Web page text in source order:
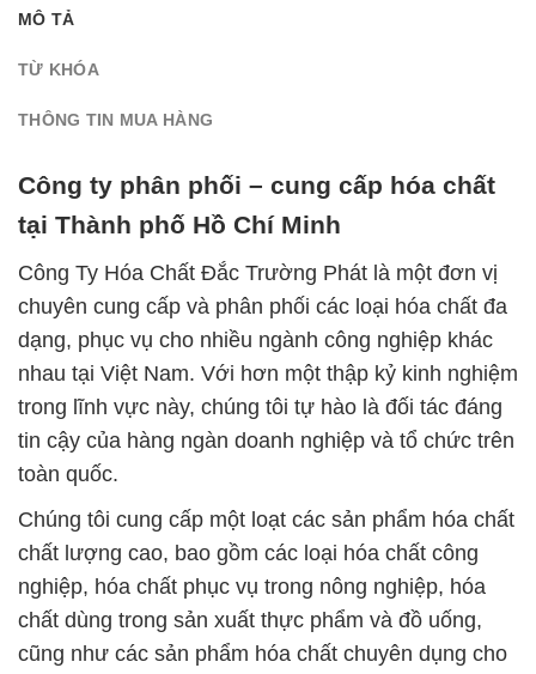
MÔ TẢ
TỪ KHÓA
THÔNG TIN MUA HÀNG
Công ty phân phối – cung cấp hóa chất
tại Thành phố Hồ Chí Minh
Công Ty Hóa Chất Đắc Trường Phát là một đơn vị
chuyên cung cấp và phân phối các loại hóa chất đa
dạng, phục vụ cho nhiều ngành công nghiệp khác
nhau tại Việt Nam. Với hơn một thập kỷ kinh nghiệm
trong lĩnh vực này, chúng tôi tự hào là đối tác đáng
tin cậy của hàng ngàn doanh nghiệp và tổ chức trên
toàn quốc.
Chúng tôi cung cấp một loạt các sản phẩm hóa chất
chất lượng cao, bao gồm các loại hóa chất công
nghiệp, hóa chất phục vụ trong nông nghiệp, hóa
chất dùng trong sản xuất thực phẩm và đồ uống,
cũng như các sản phẩm hóa chất chuyên dụng cho